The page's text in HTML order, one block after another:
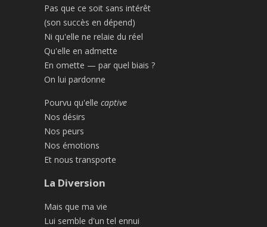
Pas que ce soit sans intérêt
(son succès en dépend)
Ni qu'elle ne relaie du réel
Qu'elle en admette
En omette — par quel biais ?
On lui pardonne
Pourvu qu'elle captive
Nos désirs
Nos peurs
Nos émotions
Et nous transporte
La Diversion
Mais que ma vie
Lui semble d'un tel ennui